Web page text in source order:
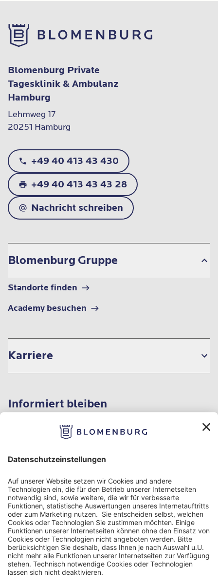
Blomenburg Private
Tagesklinik & Ambulanz
Hamburg
Lehmweg 17
20251 Hamburg
+49 40 413 43 430
+49 40 413 43 43 28
Nachricht schreiben
Blomenburg Gruppe
Standorte finden
Academy besuchen
Karriere
Informiert bleiben
Impressum
Datenschutzinformation
Nutzungsbedingungen
Barrierefreiheit